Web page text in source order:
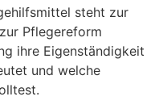
steht zur
Pflegereform
ihre Eigenständigkeit
und welche